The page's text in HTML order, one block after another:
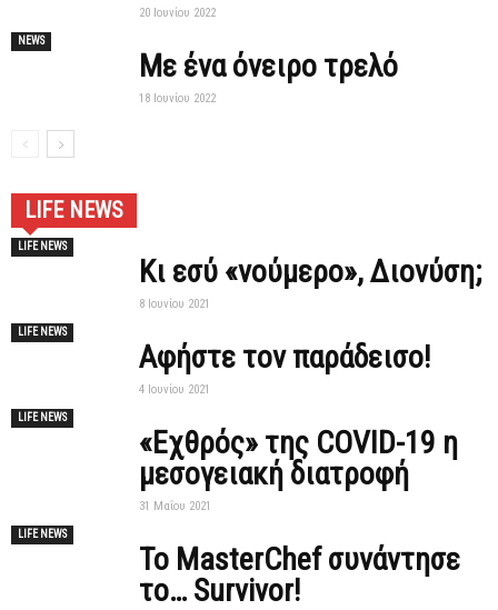
20 Ιουνίου 2022
NEWS
Με ένα όνειρο τρελό
18 Ιουνίου 2022
LIFE NEWS
LIFE NEWS
Κι εσύ «νούμερο», Διονύση;
8 Ιουνίου 2021
LIFE NEWS
Αφήστε τον παράδεισο!
4 Ιουνίου 2021
LIFE NEWS
«Εχθρός» της COVID-19 η
μεσογειακή διατροφή
31 Μαΐου 2021
LIFE NEWS
To MasterChef συνάντησε
το… Survivor!